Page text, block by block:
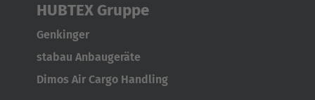
HUBTEX Gruppe
Genkinger
stabau Anbaugeräte
Dimos Air Cargo Handling